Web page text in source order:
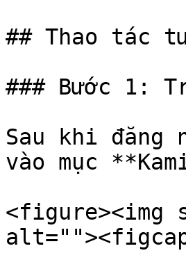
## Thao tác
### Bước 1:
Sau khi đăng
vào mục
<figure><img